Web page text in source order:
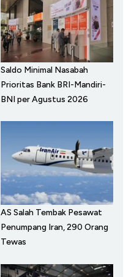
Saldo Minimal Nasabah
Prioritas Bank BRI-Mandiri-
BNI per Agustus 2026
AS Salah Tembak Pesawat
Penumpang Iran, 290 Orang
Tewas